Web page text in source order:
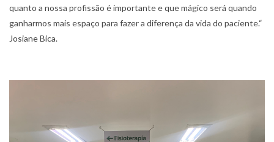
quanto a nossa profissão é importante e que mágico será quando
ganharmos mais espaço para fazer a diferença da vida do paciente.“
Josiane Bica.